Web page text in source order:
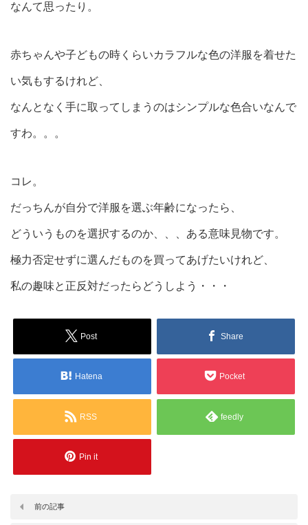
なんて思ったり。
赤ちゃんや子どもの時くらいカラフルな色の洋服を着せた
い気もするけれど、
なんとなく手に取ってしまうのはシンプルな色合いなんで
すわ。。。
コレ。
だっちんが自分で洋服を選ぶ年齢になったら、
どういうものを選択するのか、、、ある意味見物です。
極力否定せずに選んだものを買ってあげたいけれど、
私の趣味と正反対だったらどうしよう・・・
Post Share
Hatena Pocket
RSS feedly
Pin it
前の記事